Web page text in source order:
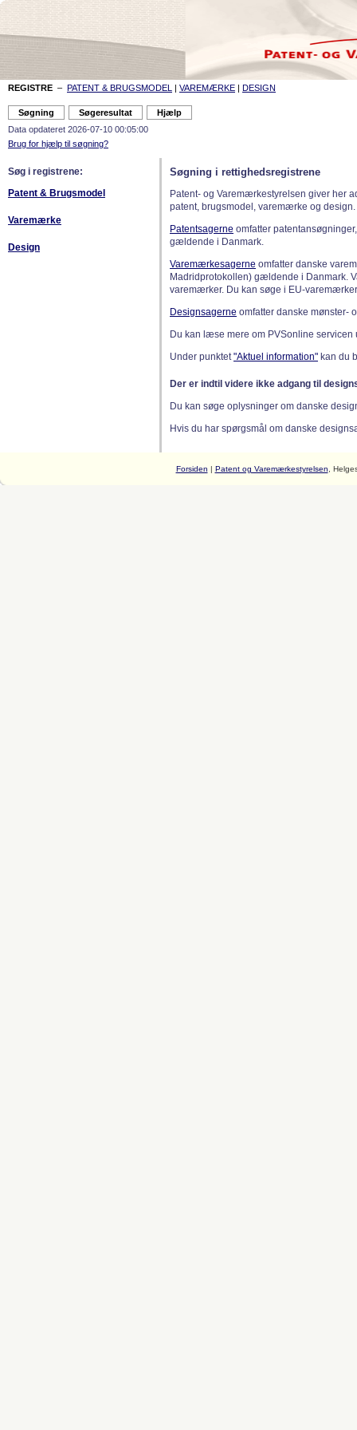
REGISTRE – PATENT & BRUGSMODEL | VAREMÆRKE | DESIGN
Data opdateret 2026-07-10 00:05:00
Brug for hjælp til søgning?
Søg i registrene:
Patent & Brugsmodel
Varemærke
Design
Søgning i rettighedsregistrene
Patent- og Varemærkestyrelsen giver her
patent, brugsmodel, varemærke og design.
Patentsagerne omfatter
gældende i Danmark.
Varemærkesagerne omfatter danske
Madridprotokollen) gældende i Danmark.
varemærker. Du kan søge i EU-
Designsagerne omfatter danske mønster-
Du kan læse mere om PVSonline
Under punktet"Aktuel information" kan du
Der er indtil videre ikke adgang til
Du kan søge oplysninger om danske
Hvis du har spørgsmål om danske
Forsiden | Patent og Varemærkestyrelsen ,